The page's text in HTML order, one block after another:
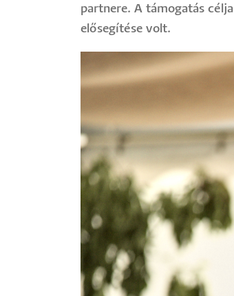
partnere. A támogatás
elősegítése volt.